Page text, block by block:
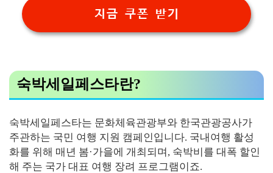
지금 쿠폰 받기
숙박세일페스타란?
숙박세일페스타는 문화체육관광부와 한국관광공사가
주관하는 국민 여행 지원 캠페인입니다. 국내여행 활성
화를 위해 매년 봄·가을에 개최되며, 숙박비를 대폭 할인
해 주는 국가 대표 여행 장려 프로그램이죠.